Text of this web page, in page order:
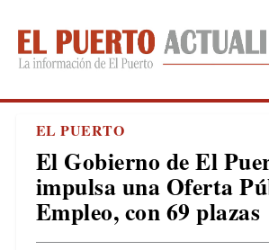
EL PUERTO
El Gobierno de El
impulsa una Oferta
Empleo, con 69 plazas